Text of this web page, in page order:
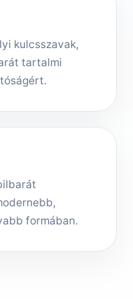
kulcsszavak,
tartalmi
formában.